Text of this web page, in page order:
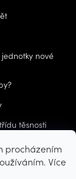
procházením
Více
nové
těsnosti